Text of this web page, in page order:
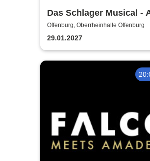
Das Schlager Musical -
den Süden 2026/2027
Offenburg, Oberrheinhalle Offenburg
29.01.2027